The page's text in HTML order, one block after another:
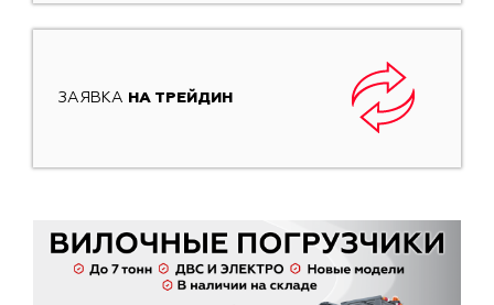
ЗАЯВКА НА ТРЕЙДИН